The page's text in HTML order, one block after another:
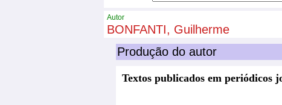
Autor
BONFANTI, Guilherme
Produção do autor
Textos publicados em periódicos